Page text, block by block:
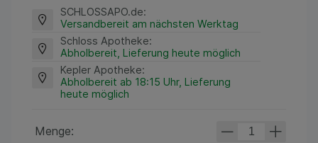
SCHLOSSAPO.de:
Versandbereit am nächsten Werktag
Schloss Apotheke:
Abholbereit, Lieferung heute möglich
Kepler Apotheke:
Abholbereit ab 18:15 Uhr, Lieferung
heute möglich
Menge: